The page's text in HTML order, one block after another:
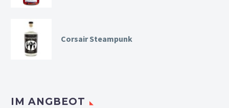
Corsair Steampunk
IM ANGBEOT